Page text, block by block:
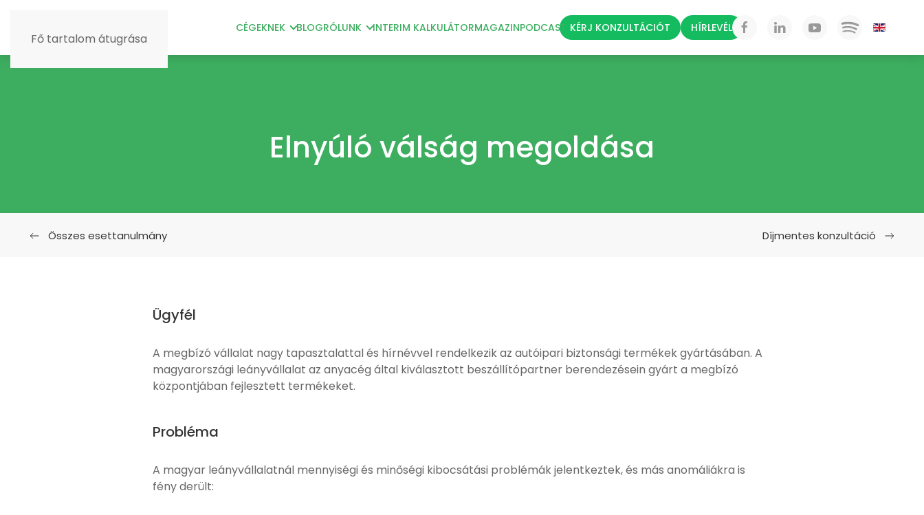
Fő tartalom átugrása
CÉGEKNEK BLOGRÓLUNK INTERIM KALKULÁTORMAGAZINPODCAST KÉRJ KONZULTÁCIÓT HÍRLEVÉL
Elnyúló válság megoldása
Összes esettanulmány Díjmentes konzultáció
Ügyfél
A megbízó vállalat nagy tapasztalattal és hírnévvel rendelkezik az autóipari biztonsági termékek gyártásában. A
magyarországi leányvállalat az anyacég által kiválasztott beszállítópartner berendezésein gyárt a megbízó
központjában fejlesztett termékeket.
Probléma
A magyar leányvállalatnál mennyiségi és minőségi kibocsátási problémák jelentkeztek, és más anomáliákra is
fény derült: